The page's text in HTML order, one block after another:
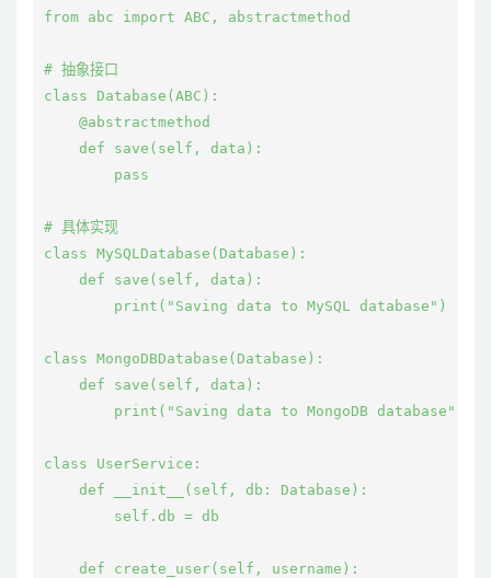
from abc import ABC, abstractmethod
# 抽象接口
class Database(ABC):
    @abstractmethod
    def save(self, data):
        pass
# 具体实现
class MySQLDatabase(Database):
    def save(self, data):
        print("Saving data to MySQL database")
class MongoDBDatabase(Database):
    def save(self, data):
        print("Saving data to MongoDB database")
class UserService:
    def __init__(self, db: Database):
        self.db = db
    def create_user(self, username):